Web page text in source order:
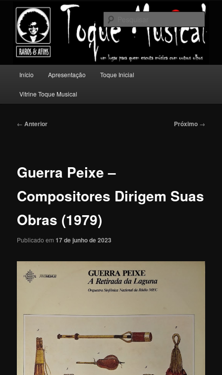
conteúdo
principalToque Musical
Um lugar para quem escuta música com outros olhos.
principal
Início Apresentação Toque Inicial
Vitrine Toque Musical
Navegação
← Anterior Próximo →
Guerra Peixe –
Compositores Dirigem Suas
Obras (1979)
Publicado em17 de junho de 2023